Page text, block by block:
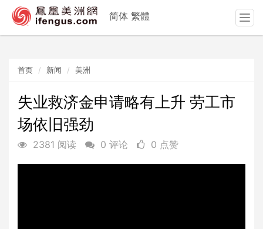
首页 新闻 美洲
失业救济金申请略有上升 劳工市
场依旧强劲
2381 阅读 0 评论 0 点赞
简体 繁體
T
o
a